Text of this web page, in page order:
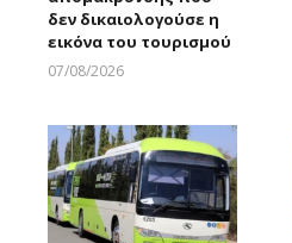
δεν δικαιολογούσε η
εικόνα του τουρισμού
07/08/2026